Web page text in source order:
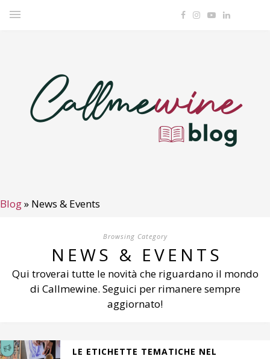
Blog» News & Events
Browsing Category
NEWS & EVENTS
Qui troverai tutte le novità che riguardano il mondo
di Callmewine. Seguici per rimanere sempre
aggiornato!
LE ETICHETTE TEMATICHE NEL